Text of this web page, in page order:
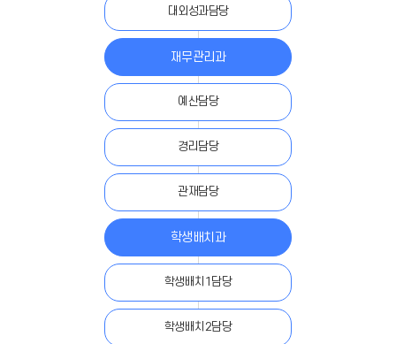
대외성과담당
재무관리과
예산담당
경리담당
관재담당
학생배치과
학생배치1담당
학생배치2담당